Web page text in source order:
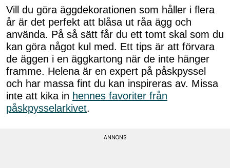
Vill du göra äggdekorationen som håller i flera
år är det perfekt att blåsa ut råa ägg och
använda. På så sätt får du ett tomt skal som du
kan göra något kul med. Ett tips är att förvara
de äggen i en äggkartong när de inte hänger
framme. Helena är en expert på påskpyssel
och har massa fint du kan inspireras av. Missa
inte att kika in hennes favoriter från
påskpysselarkivet.